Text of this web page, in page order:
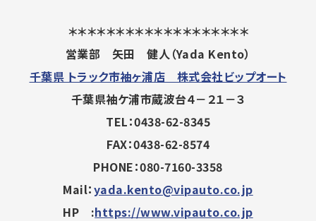
＊＊＊＊＊＊＊＊＊＊＊＊＊＊＊＊＊＊＊
営業部 矢田 健人（Yada Kento）
千葉県 トラック市袖ヶ浦店 株式会社ビップオート
千葉県袖ケ浦市蔵波台４－２１－３
TEL：0438-62-8345
FAX：0438-62-8574
PHONE：080-7160-3358
Mail：yada.kento@vipauto.co.jp
HP :https://www.vipauto.co.jp